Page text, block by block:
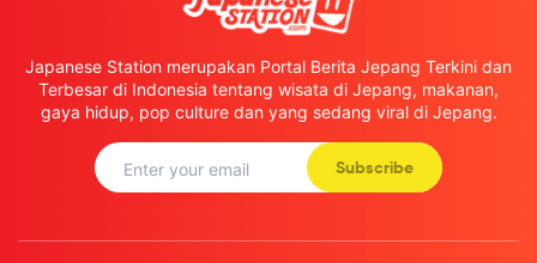
Japanese Station merupakan Portal Berita Jepang Terkini dan
Terbesar di Indonesia tentang wisata di Jepang, makanan,
gaya hidup, pop culture dan yang sedang viral di Jepang.
Subscribe